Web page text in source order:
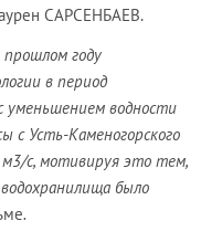
САРСЕНБАЕВ.
году
в период
уменьшением водности
с Усть-Каменогорского
с, мотивируя это тем,
было
.